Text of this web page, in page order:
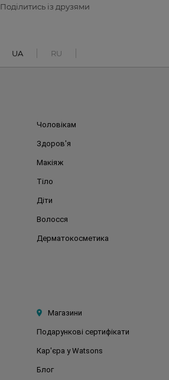
Поділитись із друзями
UA RU
Чоловікам
Здоров'я
Макіяж
Тіло
Діти
Волосся
Дерматокосметика
Магазини
Подарункові сертифікати
Кар'єра у Watsons
Блог